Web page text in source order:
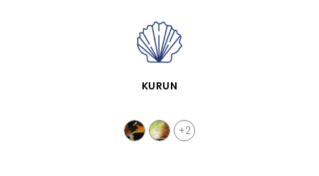
VISTA RÁPIDA
KURUN
+2